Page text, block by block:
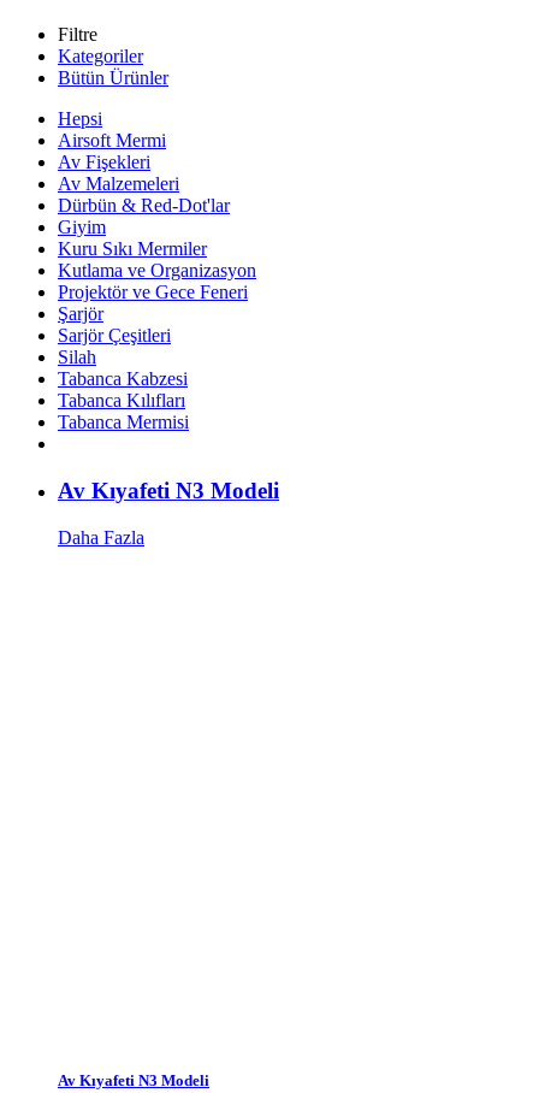
Filtre
Kategoriler
Bütün Ürünler
Hepsi
Airsoft Mermi
Av Fişekleri
Av Malzemeleri
Dürbün & Red-Dot'lar
Giyim
Kuru Sıkı Mermiler
Kutlama ve Organizasyon
Projektör ve Gece Feneri
Şarjör
Sarjör Çeşitleri
Silah
Tabanca Kabzesi
Tabanca Kılıfları
Tabanca Mermisi
Av Kıyafeti N3 Modeli
Daha Fazla
Av Kıyafeti N3 Modeli